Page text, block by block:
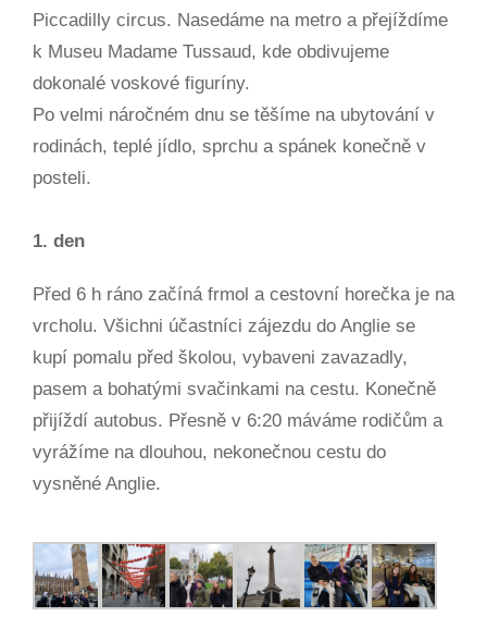
Piccadilly circus. Nasedáme na metro a přejíždíme
k Museu Madame Tussaud, kde obdivujeme
dokonalé voskové figuríny.
Po velmi náročném dnu se těšíme na ubytování v
rodinách, teplé jídlo, sprchu a spánek konečně v
posteli.
1. den
Před 6 h ráno začíná frmol a cestovní horečka je na
vrcholu. Všichni účastníci zájezdu do Anglie se
kupí pomalu před školou, vybaveni zavazadly,
pasem a bohatými svačinkami na cestu. Konečně
přijíždí autobus. Přesně v 6:20 máváme rodičům a
vyrážíme na dlouhou, nekonečnou cestu do
vysněné Anglie.